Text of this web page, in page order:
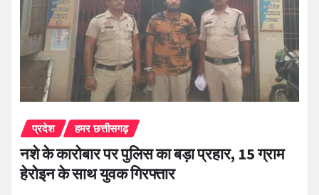
प्रदेश हमर छत्तीसगढ़
नशे के कारोबार पर पुलिस का बड़ा प्रहार, 15 ग्राम
हेरोइन के साथ युवक गिरफ्तार